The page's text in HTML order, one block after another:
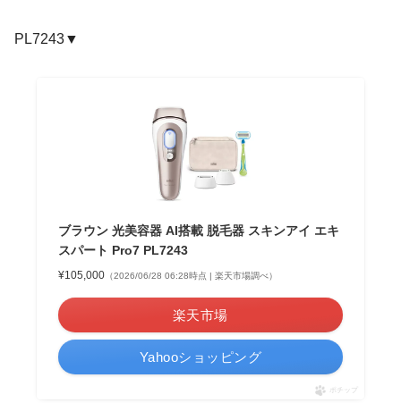
PL7243▼
ブラウン 光美容器 AI搭載 脱毛器 スキンアイ エキ
スパート Pro7 PL7243
¥105,000（2026/06/28 06:28時点 | 楽天市場調べ）
楽天市場
Yahooショッピング
ポチップ